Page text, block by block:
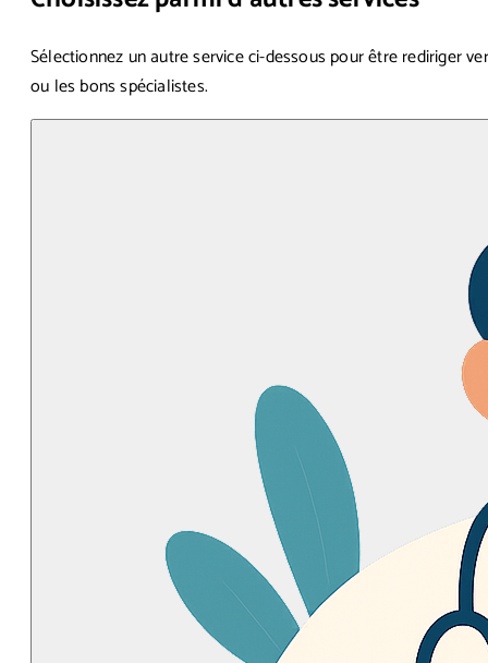
Sélectionnez un autre service ci-dessous pour être rediriger
ou les bons spécialistes.